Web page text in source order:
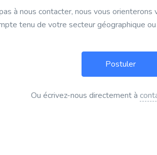
à nous contacter, nous vous
tenu de votre secteur géographique
Ou écrivez-nous directement à